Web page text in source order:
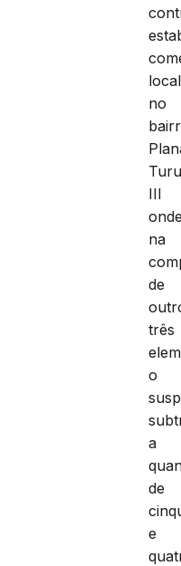
no
III
na
de
três
o
a
de
e